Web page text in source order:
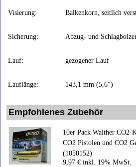
Visierung: Balkenkorn, seitlich
Sicherung: Abzug- und
Lauf: gezogener Lauf
Lauflänge: 143,1 mm (5,6")
Empfohlenes Zubehör
10er Pack Walther CO2-
CO2 Pistolen und CO2
(1050152)
9,97 € inkl. 19% MwSt.